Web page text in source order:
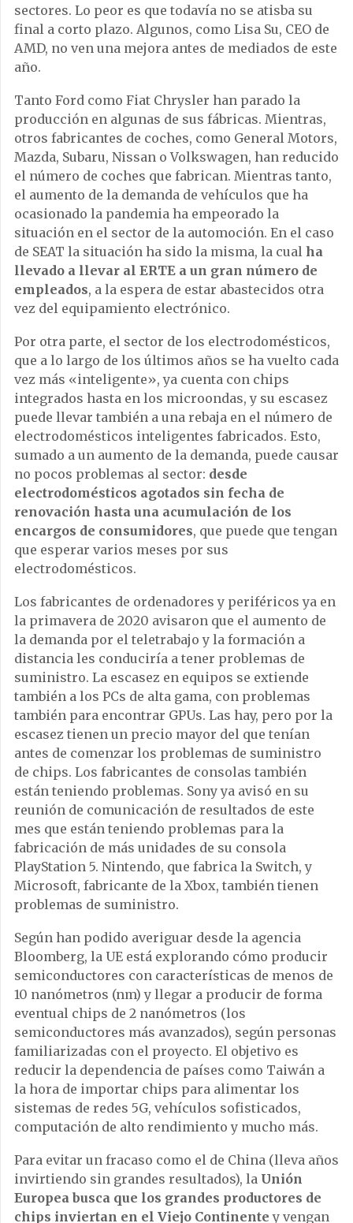
sectores. Lo peor es que todavía no se atisba su
final a corto plazo. Algunos, como Lisa Su, CEO de
AMD, no ven una mejora antes de mediados de este
año.
Tanto Ford como Fiat Chrysler han parado la
producción en algunas de sus fábricas. Mientras,
otros fabricantes de coches, como General Motors,
Mazda, Subaru, Nissan o Volkswagen, han reducido
el número de coches que fabrican. Mientras tanto,
el aumento de la demanda de vehículos que ha
ocasionado la pandemia ha empeorado la
situación en el sector de la automoción. En el caso
de SEAT la situación ha sido la misma, la cual ha
llevado a llevar al ERTE a un gran número de
empleados, a la espera de estar abastecidos otra
vez del equipamiento electrónico.
Por otra parte, el sector de los electrodomésticos,
que a lo largo de los últimos años se ha vuelto cada
vez más «inteligente», ya cuenta con chips
integrados hasta en los microondas, y su escasez
puede llevar también a una rebaja en el número de
electrodomésticos inteligentes fabricados. Esto,
sumado a un aumento de la demanda, puede causar
no pocos problemas al sector: desde
electrodomésticos agotados sin fecha de
renovación hasta una acumulación de los
encargos de consumidores, que puede que tengan
que esperar varios meses por sus
electrodomésticos.
Los fabricantes de ordenadores y periféricos ya en
la primavera de 2020 avisaron que el aumento de
la demanda por el teletrabajo y la formación a
distancia les conduciría a tener problemas de
suministro. La escasez en equipos se extiende
también a los PCs de alta gama, con problemas
también para encontrar GPUs. Las hay, pero por la
escasez tienen un precio mayor del que tenían
antes de comenzar los problemas de suministro
de chips. Los fabricantes de consolas también
están teniendo problemas. Sony ya avisó en su
reunión de comunicación de resultados de este
mes que están teniendo problemas para la
fabricación de más unidades de su consola
PlayStation 5. Nintendo, que fabrica la Switch, y
Microsoft, fabricante de la Xbox, también tienen
problemas de suministro.
Según han podido averiguar desde la agencia
Bloomberg, la UE está explorando cómo producir
semiconductores con características de menos de
10 nanómetros (nm) y llegar a producir de forma
eventual chips de 2 nanómetros (los
semiconductores más avanzados), según personas
familiarizadas con el proyecto. El objetivo es
reducir la dependencia de países como Taiwán a
la hora de importar chips para alimentar los
sistemas de redes 5G, vehículos sofisticados,
computación de alto rendimiento y mucho más.
Para evitar un fracaso como el de China (lleva años
invirtiendo sin grandes resultados), la Unión
Europea busca que los grandes productores de
chips inviertan en el Viejo Continente y vengan